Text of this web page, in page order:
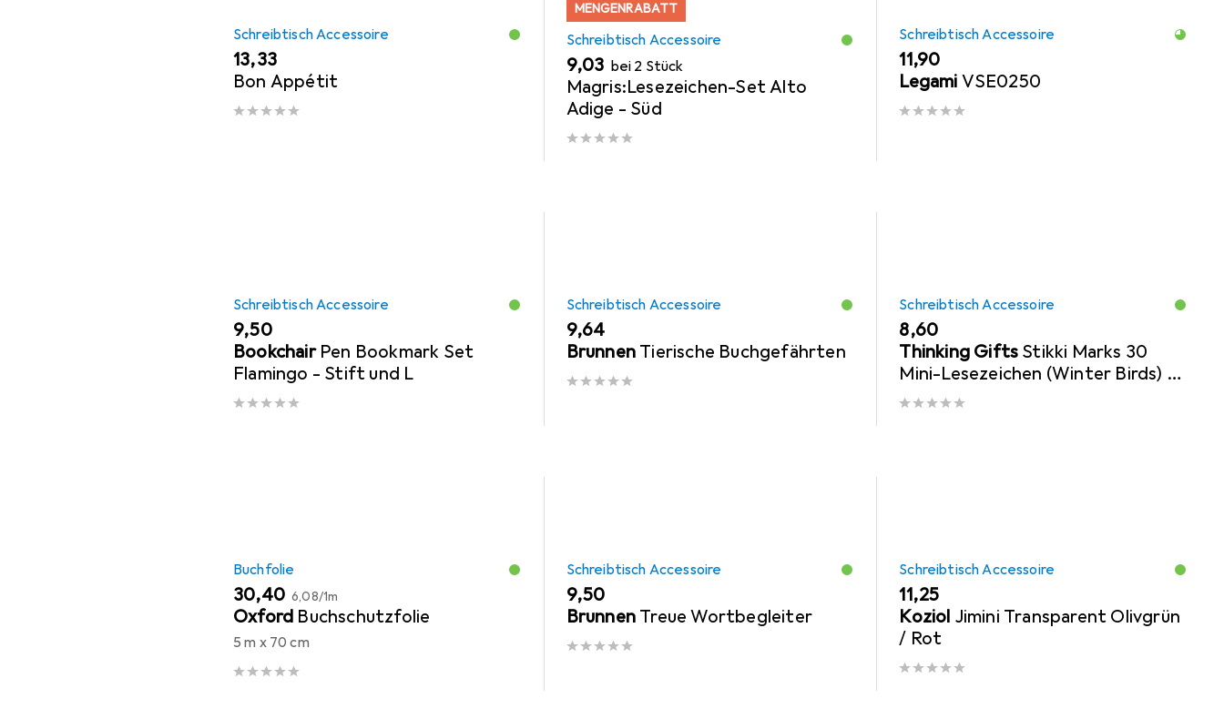
Schreibtisch Accessoire
EUR
13,33
Bon Appétit
MENGENRABATT
Schreibtisch Accessoire
EUR
9,03 bei 2 Stück
Magris:Lesezeichen-Set Alto
Adige - Süd
Schreibtisch Accessoire
EUR
11,90
Legami VSE0250
Schreibtisch Accessoire
EUR
9,50
Bookchair Pen Bookmark Set
Flamingo - Stift und L
Schreibtisch Accessoire
EUR
9,64
Brunnen Tierische Buchgefährten
Schreibtisch Accessoire
EUR
8,60
Thinking Gifts Stikki Marks 30
Mini-Lesezeichen (Winter Birds) -
selbsthaftend - wiederablsbar
Buchfolie
EUR
30,40 EUR
6,08/1m
Oxford Buchschutzfolie
5 m x 70 cm
Schreibtisch Accessoire
EUR
9,50
Brunnen Treue Wortbegleiter
Schreibtisch Accessoire
EUR
11,25
Koziol Jimini Transparent Olivgrün
/ Rot